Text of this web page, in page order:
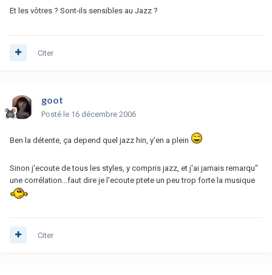
Et les vôtres ? Sont-ils sensibles au Jazz ?
Citer
goot
Posté le 16 décembre 2006
Ben la détente, ça depend quel jazz hin, y'en a plein
Sinon j'ecoute de tous les styles, y compris jazz, et j'ai jamais remarqu"
une corrélation...faut dire je l'ecoute ptete un peu trop forte la musique
Citer